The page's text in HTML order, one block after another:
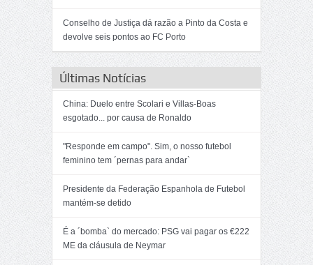
Conselho de Justiça dá razão a Pinto da Costa e
devolve seis pontos ao FC Porto
Últimas Notícias
China: Duelo entre Scolari e Villas-Boas
esgotado... por causa de Ronaldo
"Responde em campo". Sim, o nosso futebol
feminino tem ´pernas para andar`
Presidente da Federação Espanhola de Futebol
mantém-se detido
É a ´bomba` do mercado: PSG vai pagar os €222
ME da cláusula de Neymar